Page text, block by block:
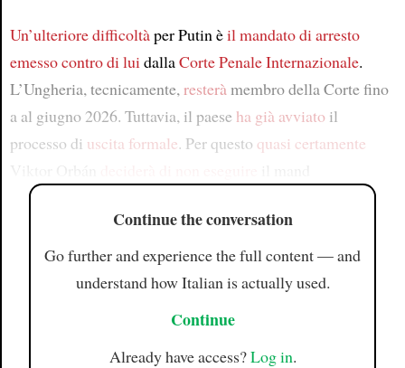
Un’ulteriore difficoltàper Putin èil mandato di arresto
emesso contro di luidallaCorte Penale Internazionale.
L’Ungheria, tecnicamente,resteràmembro della Corte fino
a al giugno 2026. Tuttavia, il paeseha già avviato il
processo di uscita formale. Per questo quasi certamente
Continue the conversation
Go further and experience the full content — and
understand how Italian is actually used.
Continue
Already have access?Log in.